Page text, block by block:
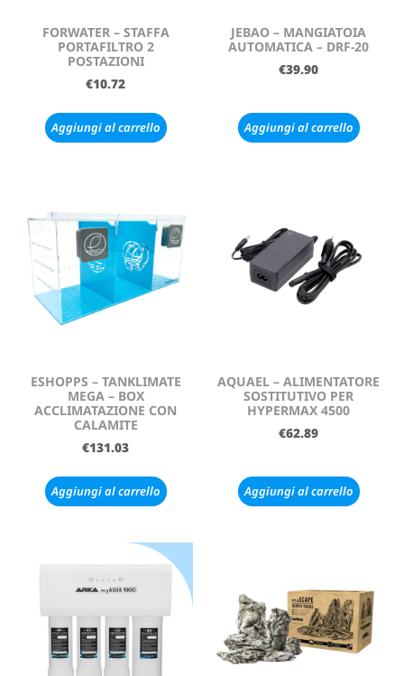
FORWATER – STAFFA
PORTAFILTRO 2
POSTAZIONI
€10.72
Aggiungi al carrello
JEBAO – MANGIATOIA
AUTOMATICA – DRF-20
€39.90
Aggiungi al carrello
ESHOPPS – TANKLIMATE
MEGA – BOX
ACCLIMATAZIONE CON
CALAMITE
€131.03
Aggiungi al carrello
AQUAEL – ALIMENTATORE
SOSTITUTIVO PER
HYPERMAX 4500
€62.89
Aggiungi al carrello